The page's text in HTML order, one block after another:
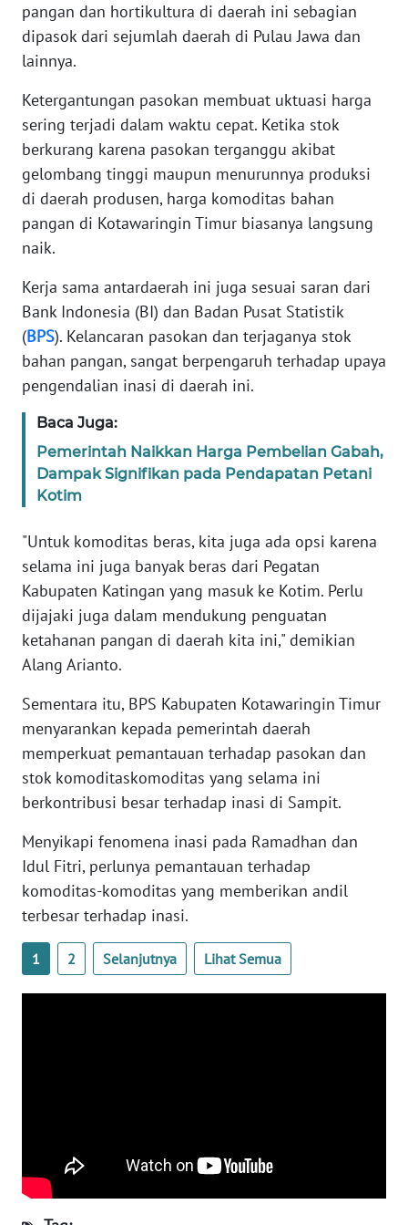
pangan dan hortikultura di daerah ini sebagian
dipasok dari sejumlah daerah di Pulau Jawa dan
lainnya.
Ketergantungan pasokan membuat uktuasi harga
sering terjadi dalam waktu cepat. Ketika stok
berkurang karena pasokan terganggu akibat
gelombang tinggi maupun menurunnya produksi
di daerah produsen, harga komoditas bahan
pangan di Kotawaringin Timur biasanya langsung
naik.
Kerja sama antardaerah ini juga sesuai saran dari
Bank Indonesia (BI) dan Badan Pusat Statistik
(BPS). Kelancaran pasokan dan terjaganya stok
bahan pangan, sangat berpengaruh terhadap upaya
pengendalian inasi di daerah ini.
Baca Juga:
Pemerintah Naikkan Harga Pembelian Gabah,
Dampak Signifikan pada Pendapatan Petani
Kotim
"Untuk komoditas beras, kita juga ada opsi karena
selama ini juga banyak beras dari Pegatan
Kabupaten Katingan yang masuk ke Kotim. Perlu
dijajaki juga dalam mendukung penguatan
ketahanan pangan di daerah kita ini," demikian
Alang Arianto.
Sementara itu, BPS Kabupaten Kotawaringin Timur
menyarankan kepada pemerintah daerah
memperkuat pemantauan terhadap pasokan dan
stok komoditaskomoditas yang selama ini
berkontribusi besar terhadap inasi di Sampit.
Menyikapi fenomena inasi pada Ramadhan dan
Idul Fitri, perlunya pemantauan terhadap
komoditas-komoditas yang memberikan andil
terbesar terhadap inasi.
1 2 Selanjutnya Lihat Semua
WN
BANTEN
WN
NTT
KEPRI
WN
PAPUA
WN
PAPUA
BARAT
WN
WN
SERAMBI
JAMBI
WN
SULTRA
NTB
WN
SULTENG
SULBAR
WN
WN
SUMBAR
WN
WN
JATENG